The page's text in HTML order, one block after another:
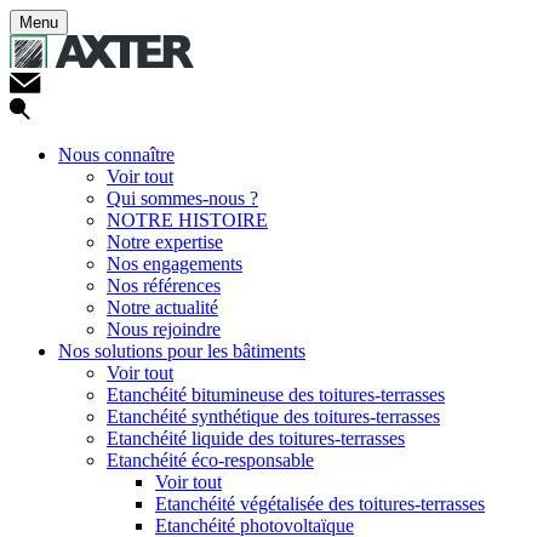
Menu
Nous connaître
Voir tout
Qui sommes-nous ?
NOTRE HISTOIRE
Notre expertise
Nos engagements
Nos références
Notre actualité
Nous rejoindre
Nos solutions pour les bâtiments
Voir tout
Etanchéité bitumineuse des toitures-terrasses
Etanchéité synthétique des toitures-terrasses
Etanchéité liquide des toitures-terrasses
Etanchéité éco-responsable
Voir tout
Etanchéité végétalisée des toitures-terrasses
Etanchéité photovoltaïque